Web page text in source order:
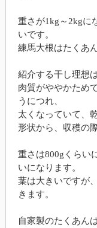
重さが1kg～2kgに
いです。
練馬大根はたくあ
紹介する干し理想
肉質がややかため
うにつれ、
太くなっていて、
形状から、収穫の
重さは800gくらい
いになります。
葉は大きいですが
きます。
自家製のたくあん